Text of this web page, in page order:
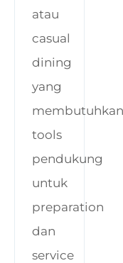
atau
casual
dining
yang
tools
pendukung
untuk
preparation
dan
service